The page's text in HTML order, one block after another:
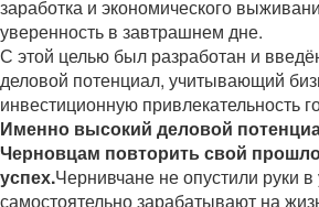
заработка и экономического
уверенность в завтрашнем дне.
С этой целью был разработан и
деловой потенциал, учитывающий
инвестиционную привлекательность
Именно высокий деловой
Черновцам повторить свой
успех.Чернивчане не опустили руки
самостоятельно зарабатывают на